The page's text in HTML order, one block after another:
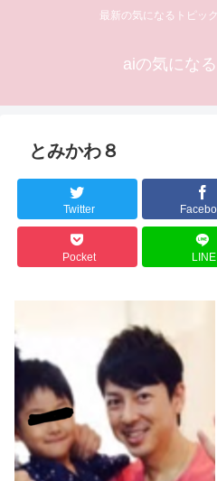
最新の気になるトピッ
aiの気にな
とみかわ８
Twitter
Pocket LINE